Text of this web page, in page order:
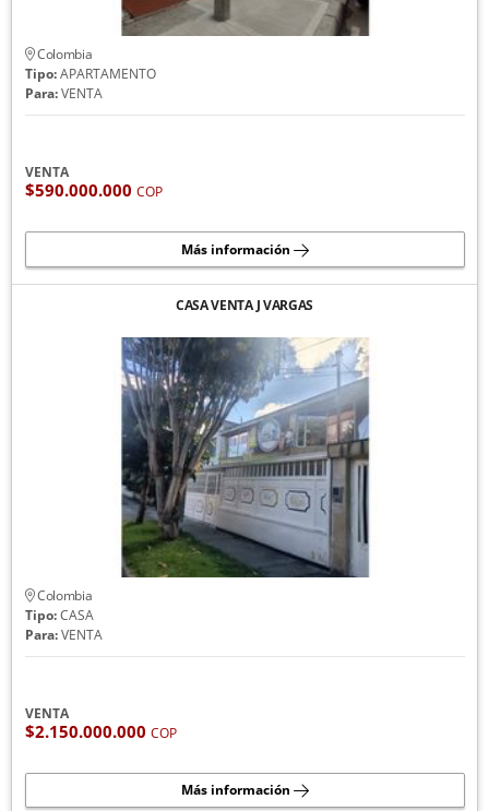
Colombia
Tipo:APARTAMENTO
Para:VENTA
VENTA
$590.000.000 COP
Más información
CASA VENTA J VARGAS
Colombia
Tipo:CASA
Para:VENTA
VENTA
$2.150.000.000 COP
Más información